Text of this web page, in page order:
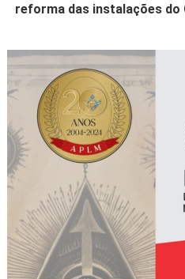
reforma das instalações do